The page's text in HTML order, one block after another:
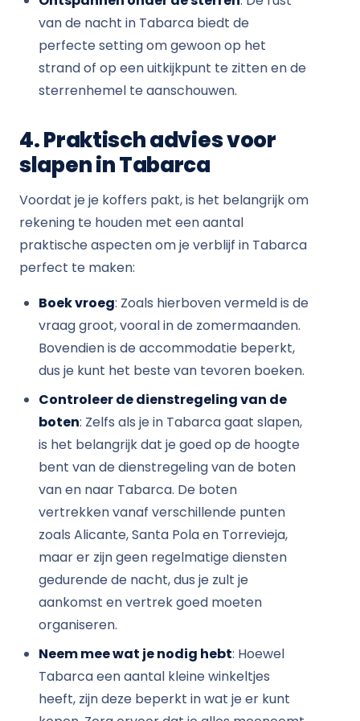
van de nacht in Tabarca biedt de
perfecte setting om gewoon op het
strand of op een uitkijkpunt te zitten en de
sterrenhemel te aanschouwen.
4. Praktisch advies voor
slapen in Tabarca
Voordat je je koffers pakt, is het belangrijk om
rekening te houden met een aantal
praktische aspecten om je verblijf in Tabarca
perfect te maken:
Boek vroeg: Zoals hierboven vermeld is de
vraag groot, vooral in de zomermaanden.
Bovendien is de accommodatie beperkt,
dus je kunt het beste van tevoren boeken.
Controleer de dienstregeling van de
boten: Zelfs als je in Tabarca gaat slapen,
is het belangrijk dat je goed op de hoogte
bent van de dienstregeling van de boten
van en naar Tabarca. De boten
vertrekken vanaf verschillende punten
zoals Alicante, Santa Pola en Torrevieja,
maar er zijn geen regelmatige diensten
gedurende de nacht, dus je zult je
aankomst en vertrek goed moeten
organiseren.
Neem mee wat je nodig hebt: Hoewel
Tabarca een aantal kleine winkeltjes
heeft, zijn deze beperkt in wat je er kunt